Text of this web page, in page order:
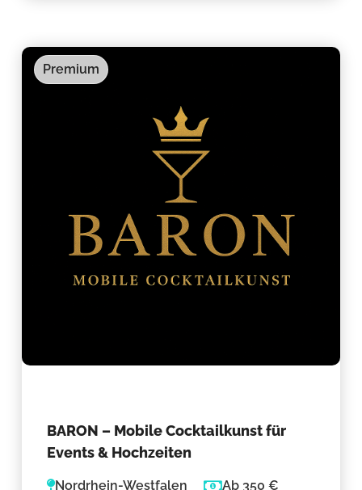
Premium
BARON – Mobile Cocktailkunst für
Events & Hochzeiten
Nordrhein-Westfalen
Ab 350 €